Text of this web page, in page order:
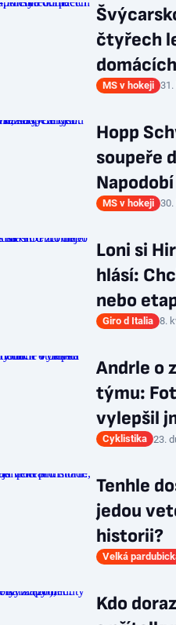
čtyřech
MS v hokeji 31.
Hopp
soupeře
MS v hokeji 30.
Loni si
hlásí:
nebo
Giro d Italia 8.
Andrle o
týmu:
vylepšil
Cyklistika 23.
Tenhle
jedou
historii?
Velká
Kdo